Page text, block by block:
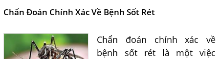
khi bác sĩ kết luận...
Chẩn Đoán Chính Xác Về Bệnh Sốt Rét
Chẩn đoán chính xác về
bệnh sốt rét là một việc